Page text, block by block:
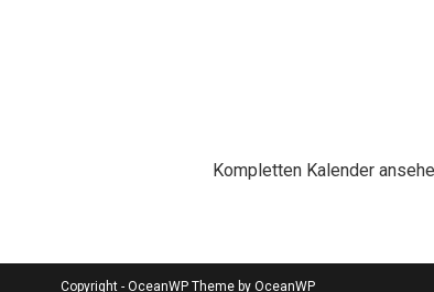
Kompletten Kalender
Copyright - OceanWP Theme by OceanWP